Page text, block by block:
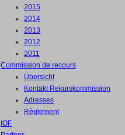
2015
2014
2013
2012
2011
Commission de recours
Übersicht
Kontakt Rekurskommission
Adresses
Règlement
IOF